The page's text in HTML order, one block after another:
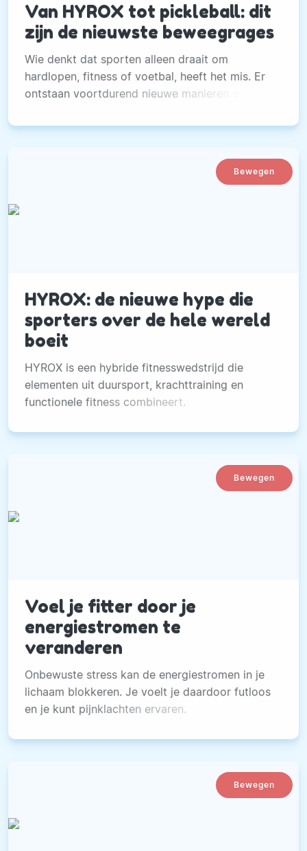
Van HYROX tot pickleball: dit
zijn de nieuwste beweegrages
Wie denkt dat sporten alleen draait om
hardlopen, fitness of voetbal, heeft het mis. Er
ontstaan voortdurend nieuwe manieren om in
Bewegen
HYROX: de nieuwe hype die
sporters over de hele wereld
boeit
HYROX is een hybride fitnesswedstrijd die
elementen uit duursport, krachttraining en
functionele fitness combineert.
Bewegen
Voel je fitter door je
energiestromen te
veranderen
Onbewuste stress kan de energiestromen in je
lichaam blokkeren. Je voelt je daardoor futloos
en je kunt pijnklachten ervaren.
Bewegen